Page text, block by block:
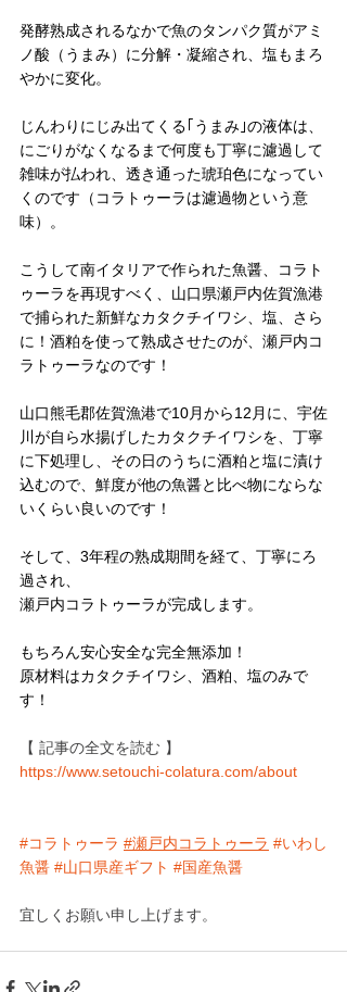
発酵熟成されるなかで魚のタンパク質がアミ
ノ酸（うまみ）に分解・凝縮され、塩もまろ
やかに変化。
じんわりにじみ出てくる｢うまみ｣の液体は、
にごりがなくなるまで何度も丁寧に濾過して
雑味が払われ、透き通った琥珀色になってい
くのです（コラトゥーラは濾過物という意
味）。
こうして南イタリアで作られた魚醤、コラト
ゥーラを再現すべく、山口県瀬戸内佐賀漁港
で捕られた新鮮なカタクチイワシ、塩、さら
に！酒粕を使って熟成させたのが、瀬戸内コ
ラトゥーラなのです！
山口熊毛郡佐賀漁港で10月から12月に、宇佐
川が自ら水揚げしたカタクチイワシを、丁寧
に下処理し、その日のうちに酒粕と塩に漬け
込むので、鮮度が他の魚醤と比べ物にならな
いくらい良いのです！
そして、3年程の熟成期間を経て、丁寧にろ
過され、
瀬戸内コラトゥーラが完成します。​
もちろん安心安全な完全無添加！
原材料はカタクチイワシ、酒粕、塩のみで
す！
【 記事の全文を読む 】
https://www.setouchi-colatura.com/about
#コラトゥーラ #瀬戸内コラトゥーラ #いわし
魚醤 #山口県産ギフト #国産魚醤
宜しくお願い申し上げます。